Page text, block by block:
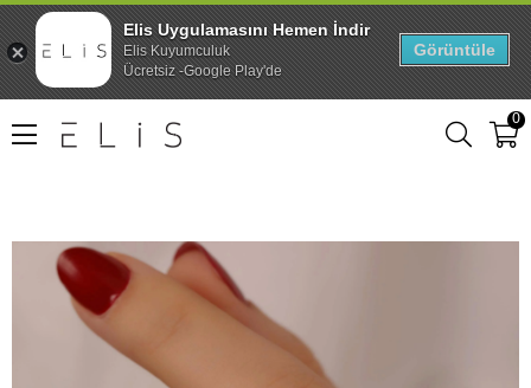
0
Elis Uygulamasını Hemen İndir
Elis Kuyumculuk
Ücretsiz -Google Play'de
Görüntüle